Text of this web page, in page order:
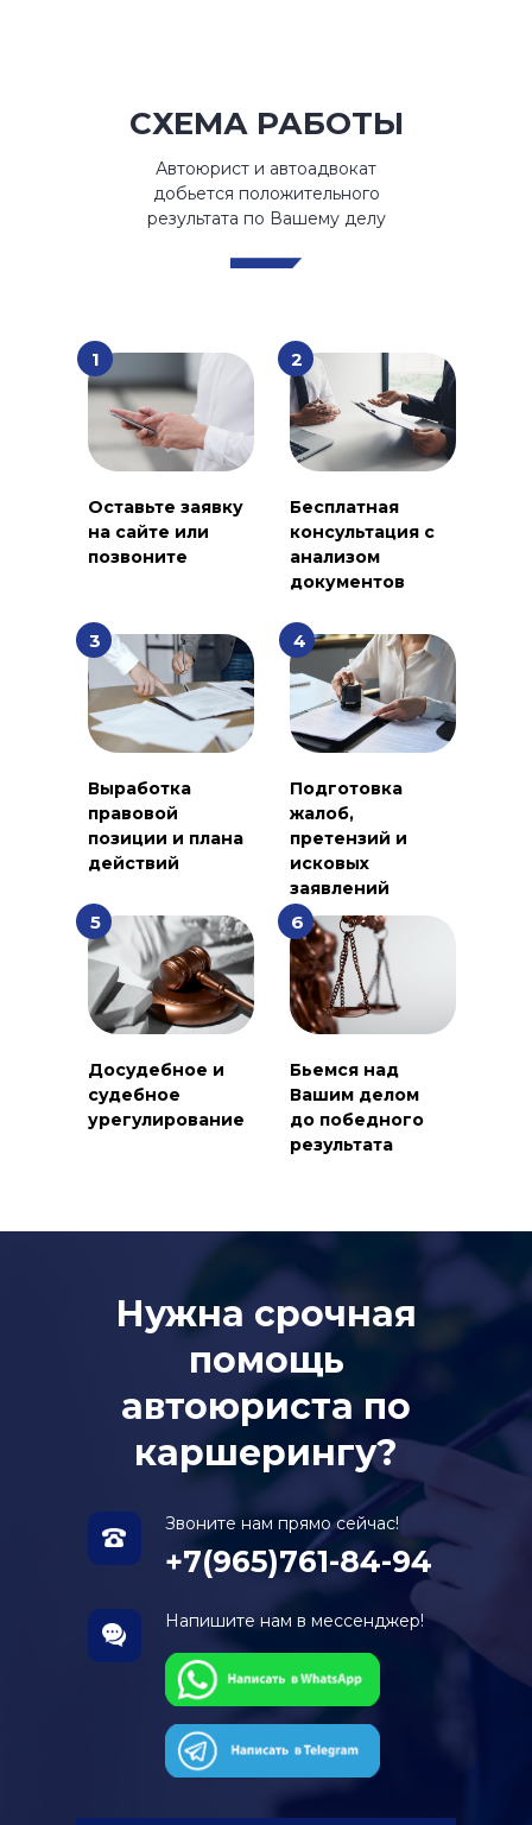
СХЕМА РАБОТЫ
Автоюрист и автоадвокат
добьется положительного
результата по Вашему делу
Оставьте заявку
на сайте или
позвоните
Бесплатная
консультация с
анализом
документов
Выработка
правовой
позиции и плана
действий
Подготовка
жалоб,
претензий и
исковых
заявлений
Досудебное и
судебное
урегулирование
Бьемся над
Вашим делом
до победного
результата
1 2
3 4
5 6
Нужна срочная
помощь
автоюриста по
каршерингу?
Звоните нам прямо сейчас!
+7(965)761-84-94
Напишите нам в мессенджер!